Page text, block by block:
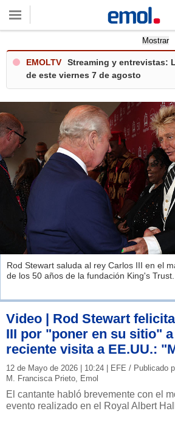
Mostrar
EMOLTV
Streaming y entrevistas:
de este viernes 7 de agosto
Rod Stewart saluda al rey Carlos III en el
de los 50 años de la fundación King's Trust.
Video | Rod Stewart
III por "poner en su sitio"
reciente visita a EE.UU.:
12 de Mayo de 2026 | 10:24 | EFE / Publicado
M. Francisca Prieto, Emol
El cantante habló brevemente con el
evento realizado en el Royal Albert